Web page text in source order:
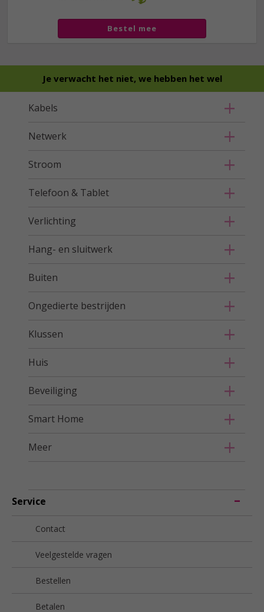
Bestel mee
Je verwacht het niet, we hebben het wel
Kabels
Netwerk
Stroom
Telefoon & Tablet
Verlichting
Hang- en sluitwerk
Buiten
Ongedierte bestrijden
Klussen
Huis
Beveiliging
Smart Home
Meer
Service
Contact
Veelgestelde vragen
Bestellen
Betalen